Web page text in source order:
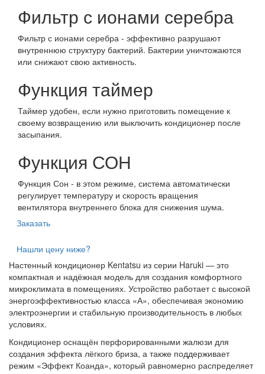
Фильтр с ионами серебра
Фильтр с ионами серебра - эффективно разрушают
внутреннюю структуру бактерий. Бактерии уничтожаются
или снижают свою активность.
Функция таймер
Таймер удобен, если нужно приготовить помещение к
своему возвращению или выключить кондиционер после
засыпания.
Функция СОН
Функция Сон - в этом режиме, система автоматически
регулирует температуру и скорость вращения
вентилятора внутреннего блока для снижения шума.
Заказать
Нашли цену ниже?
Настенный кондиционер Kentatsu из серии Haruki — это
компактная и надёжная модель для создания комфортного
микроклимата в помещениях. Устройство работает с высокой
энергоэффективностью класса «А», обеспечивая экономию
электроэнергии и стабильную производительность в любых
условиях.
Кондиционер оснащён перфорированными жалюзи для
создания эффекта лёгкого бриза, а также поддерживает
режим «Эффект Коанда», который равномерно распределяет